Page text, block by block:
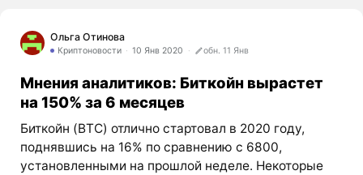
Ольга Отинова
Криптоновости 10 Янв 2020 обн. 11 Янв
Мнения аналитиков: Биткойн вырастет
на 150% за 6 месяцев
Биткойн (BTC) отлично стартовал в 2020 году,
поднявшись на 16% по сравнению с 6800,
установленными на прошлой неделе. Некоторые